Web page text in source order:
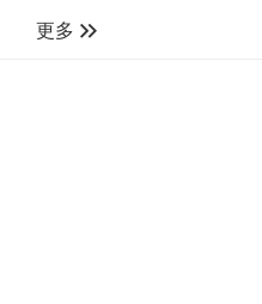
🇨🇦加拿大
更多